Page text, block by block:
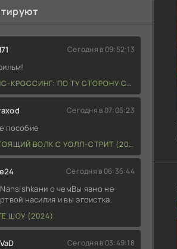
Сегодня в 09:52:13
ПО ТУ СТОРОНУ СМЕРТИ (2026)
Сегодня в 07:05:23
пособие
ВОЛК С УОЛЛ-СТРИТ (2026)
Сегодня в 06:35:44
о чемВы явно не
насилия и вы эгоистка.
ШОУ (2024)
Сегодня в 03:49:18